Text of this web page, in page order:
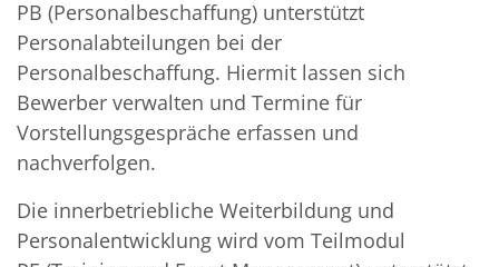
PB (Personalbeschaffung) unterstützt
Personalabteilungen bei der
Personalbeschaffung. Hiermit lassen sich
Bewerber verwalten und Termine für
Vorstellungsgespräche erfassen und
nachverfolgen.
Die innerbetriebliche Weiterbildung und
Personalentwicklung wird vom Teilmodul